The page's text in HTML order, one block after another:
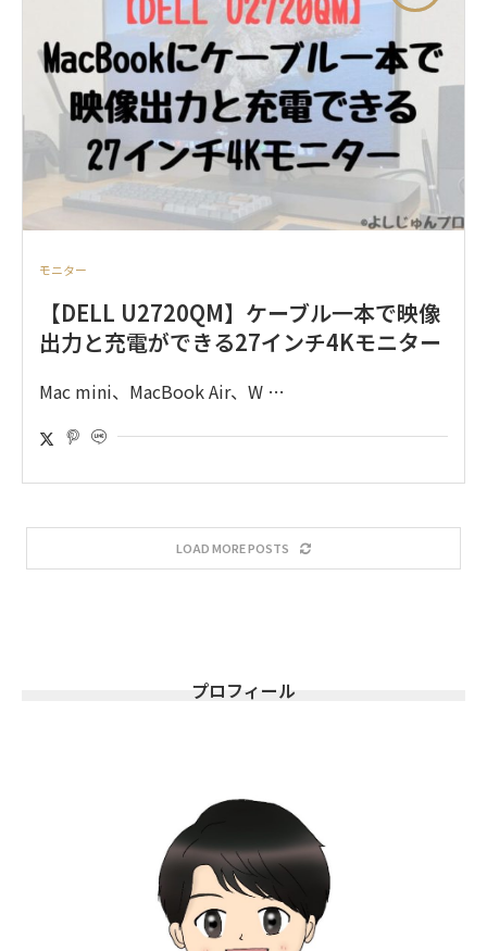
モニター
【DELL U2720QM】ケーブル一本で映像
出力と充電ができる27インチ4Kモニター
Mac mini、MacBook Air、W …
LOAD MORE POSTS
プロフィール